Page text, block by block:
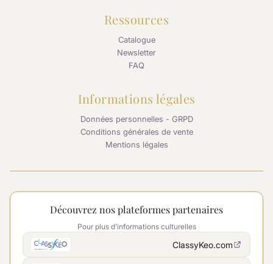
Ressources
Catalogue
Newsletter
FAQ
Informations légales
Données personnelles - GRPD
Conditions générales de vente
Mentions légales
Découvrez nos plateformes partenaires
Pour plus d'informations culturelles
ClassyKeo.com